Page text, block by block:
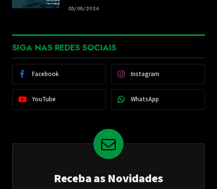
05/08/2026
SIGA NAS REDES SOCIAIS
Facebook Instagram
YouTube WhatsApp
Receba as Novidades